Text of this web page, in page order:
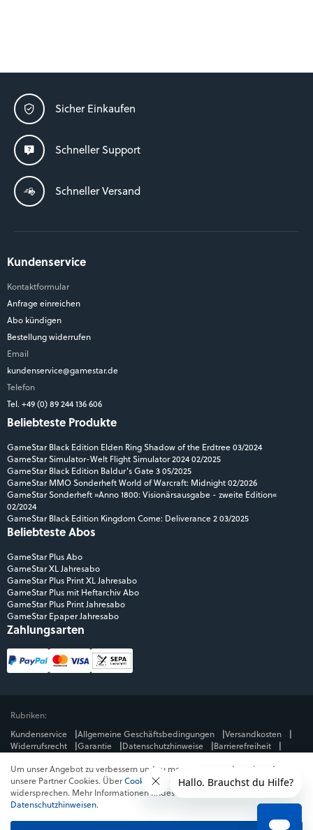
Sicher Einkaufen
Schneller Support
Schneller Versand
Kundenservice
Kontaktformular
Anfrage einreichen
Abo kündigen
Bestellung widerrufen
Email
kundenservice@gamestar.de
Telefon
Tel. +49 (0) 89 244 136 606
Beliebteste Produkte
GameStar Black Edition Elden Ring Shadow of the Erdtree 03/2024
GameStar Simulator-Welt Flight Simulator 2024 02/2025
GameStar Black Edition Baldur's Gate 3 05/2025
GameStar MMO Sonderheft World of Warcraft: Midnight 02/2026
GameStar Sonderheft »Anno 1800: Visionärsausgabe - zweite Edition«
02/2024
GameStar Black Edition Kingdom Come: Deliverance 2 03/2025
Beliebteste Abos
GameStar Plus Abo
GameStar XL Jahresabo
GameStar Plus Print XL Jahresabo
GameStar Plus mit Heftarchiv Abo
GameStar Plus Print Jahresabo
GameStar Epaper Jahresabo
Zahlungsarten
Rubriken:
Kundenservice
Allgemeine Geschäftsbedingungen
Versandkosten
Widerrufsrecht
Garantie Datenschutzhinweise
Barrierefreiheit
Mediengruppe:
GameStar
GamePro MeinMMO Get Hero
Jeuxvideo.com
© Webedia - alle Rechte vorbehalten
* Alle Preise enthalten die jeweilige Mehrwertsteuer. Gegebenenfalls fallen
Um unser Angebot zu verbessern und zu messen, verwenden wir und
unsere Partner Cookies. ÜberCookies ablehnenkannst du dem
widersprechen. Mehr Informationen findest du in unseren
Datenschutzhinweisen.